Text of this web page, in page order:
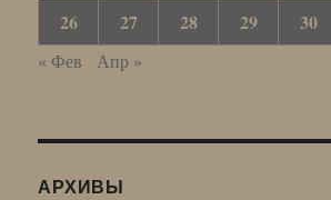
26
27 28 29 30
« Фев Апр »
АРХИВЫ